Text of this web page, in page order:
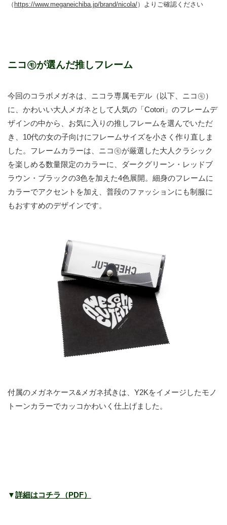
（ https://www.meganeichiba.jp/brand/nicola/）よりご確認ください
ニコ㋲が選んだ推しフレーム
今回のコラボメガネは、ニコラ専属モデル（以下、ニコ㋲）
に、かわいい大人メガネとして人気の「Cotori」のフレームデ
ザインの中から、お気に入りの推しフレームを選んでいただ
き、10代の女の子向けにフレームサイズを小さく作り直しま
した。フレームカラーは、ニコ㋲が厳選した大人クラシック
を楽しめる数量限定のカラーに、ダークグリーン・レッドブ
ラウン・ブラックの3色を加えた4色展開。細身のフレームに
カラーでアクセントを加え、普段のファッションにも制服に
もおすすめのデザインです。
付属のメガネケース&メガネ拭きは、Y2Kをイメージしたモノ
トーンカラーでカッコかわいく仕上げました。
▼詳細はコチラ（PDF）